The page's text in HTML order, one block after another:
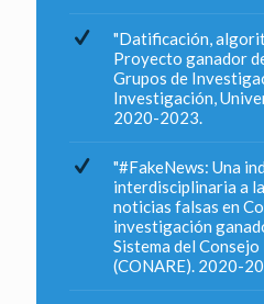
"Datificación,
Proyecto ganador
Grupos de
Investigación,
2020-2023.
"#FakeNews: Una
interdisciplinaria a
noticias falsas en
investigación
Sistema del
(CONARE). 2020-